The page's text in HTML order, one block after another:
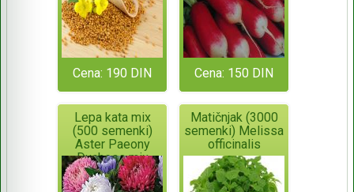
Cena: 190 DIN Cena: 150 DIN
Lepa kata mix
(500 semenki)
Aster Paeony
Duchess mix
Matičnjak (3000
semenki) Melissa
officinalis